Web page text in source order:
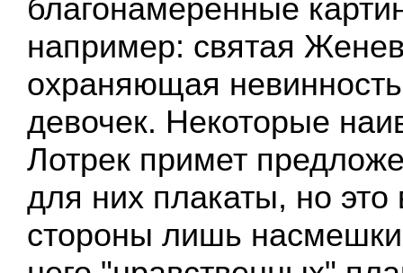
благонамеренные
например: святая
охраняющая
девочек. Некоторые
Лотрек примет
для них плакаты, но это
стороны лишь